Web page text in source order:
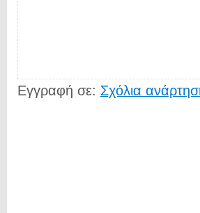
Εγγραφή σε: Σχόλια